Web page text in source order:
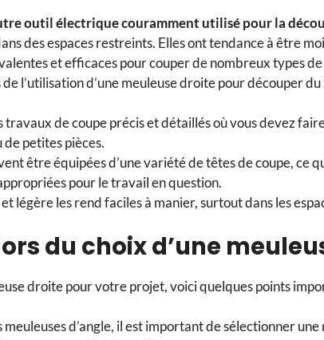
outil électrique couramment utilisé pour la
des espaces restreints. Elles ont tendance à être
et efficaces pour couper de nombreux types
l’utilisation d’une meuleuse droite pour découper du
travaux de coupe précis et détaillés où vous devez
petites pièces.
être équipées d’une variété de têtes de coupe, ce
pour le travail en question.
légère les rend faciles à manier, surtout dans les
du choix d’une
droite pour votre projet, voici quelques points
meuleuses d’angle, il est important de sélectionner